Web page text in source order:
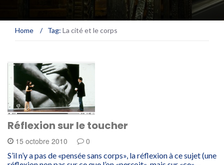
Home / Tag: La cité et le corps
Réflexion sur le toucher
15 octobre 2010 0
S’il n’y a pas de «pensée sans corps», la réflexion à ce sujet (une